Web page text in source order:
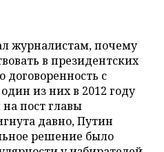
журналистам, почему
в президентских
с
из них в 2012 году
пост главы
давно, Путин
решение было